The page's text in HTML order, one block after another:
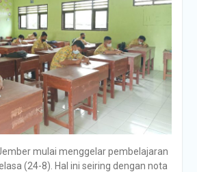
mulai menggelar pembelajaran
(24-8). Hal ini seiring dengan nota